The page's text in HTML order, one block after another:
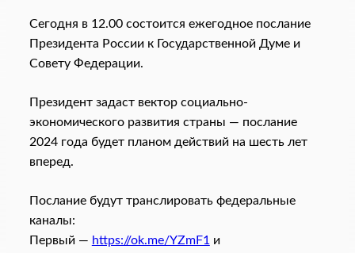
Сегодня в 12.00 состоится ежегодное послание
Президента России к Государственной Думе и
Совету Федерации.
Президент задаст вектор социально-
экономического развития страны — послание
2024 года будет планом действий на шесть лет
вперед.
Послание будут транслировать федеральные
каналы:
Первый — https://ok.me/YZmF1и